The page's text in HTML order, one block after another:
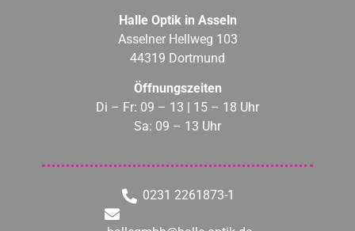
Halle Optik in Asseln
Asselner Hellweg 103
44319 Dortmund
Öffnungszeiten
Di – Fr: 09 – 13 | 15 – 18 Uhr
Sa: 09 – 13 Uhr
0231 2261873-1